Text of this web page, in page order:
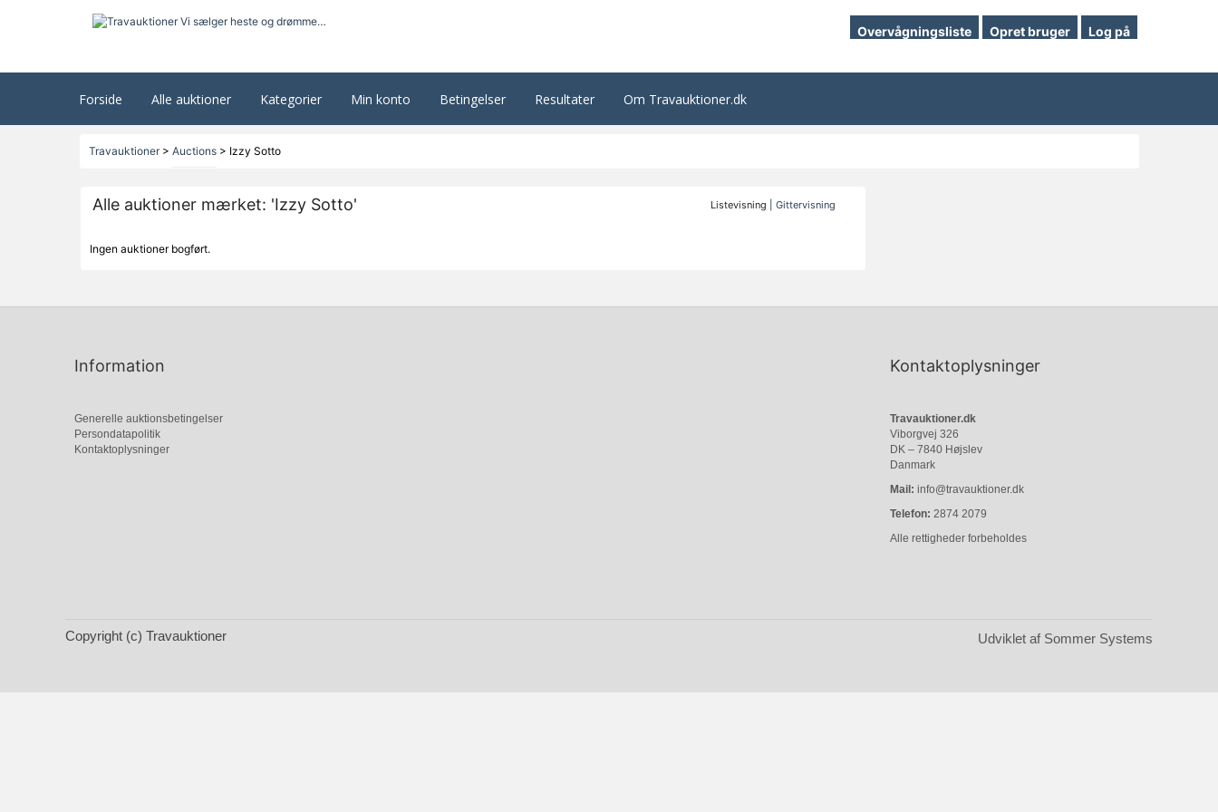
Overvågningsliste Opret bruger Log på
Forside Alle auktioner Kategorier Min konto Betingelser Resultater Om Travauktioner.dk
Travauktioner> Auctions> Izzy Sotto
Alle auktioner mærket: 'Izzy Sotto' Listevisning |Gittervisning
Ingen auktioner bogført.
Information
Generelle auktionsbetingelser
Persondatapolitik
Kontaktoplysninger
Kontaktoplysninger
Travauktioner.dk
Viborgvej 326
DK – 7840 Højslev
Danmark
Mail: info@travauktioner.dk
Telefon: 2874 2079
Alle rettigheder forbeholdes
Copyright (c) Travauktioner Udviklet af Sommer Systems